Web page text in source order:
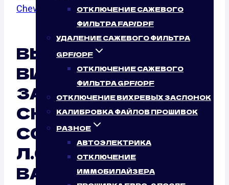
ОТКЛЮЧЕНИЕ САЖЕВОГО
ФИЛЬТРА FAP/DPF
УДАЛЕНИЕ САЖЕВОГО ФИЛЬТРА
GPF/OPF
ОТКЛЮЧЕНИЕ САЖЕВОГО
ФИЛЬТРА GPF/OPF
ОТКЛЮЧЕНИЕ ВИХРЕВЫХ ЗАСЛОНОК
КАЛИБРОВКА ФАЙЛОВ ПРОШИВОК
РАЗНОЕ
АВТОЭЛЕКТРИКА
ОТКЛЮЧЕНИЕ
ИММОБИЛАЙЗЕРА
Chevrolet
Cobalt/ 2.0
ВЫКЛЮЧЕНИЕ
ВИХРЕВЫХ
ЗАСЛОНОК
CHEVROLET
COBALT 2.0 (155
Л.С.): НУЖНО ЛИ ЭТО
ВАШЕМУ